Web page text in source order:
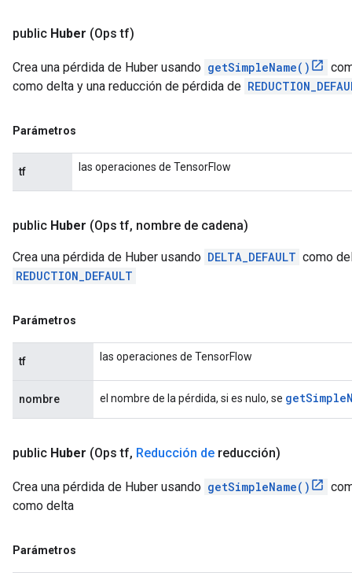
public Huber (Ops tf)
Crea una pérdida de Huber usando getSimpleName()
como delta y una reducción de pérdida de
Parámetros
tf las operaciones de TensorFlow
public Huber (Ops tf, nombre de cadena)
Crea una pérdida de Huber usando DELTA_DEFAULT como
REDUCTION_DEFAULT
Parámetros
tf las operaciones de TensorFlow
nombre el nombre de la pérdida, si es nulo, se getSimple
public Huber (Ops tf, Reducción de reducción)
Crea una pérdida de Huber usando getSimpleName()
como delta
Parámetros